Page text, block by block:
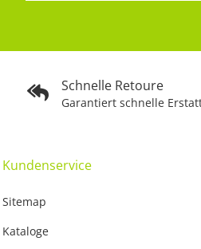
Schnelle Retoure
Garantiert schnelle
Kundenservice
Sitemap
Kataloge